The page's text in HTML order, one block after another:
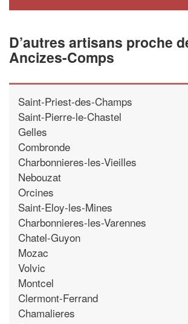
D’autres artisans proche
Ancizes-Comps
Saint-Priest-des-Champs
Saint-Pierre-le-Chastel
Gelles
Combronde
Charbonnieres-les-Vieilles
Nebouzat
Orcines
Saint-Eloy-les-Mines
Charbonnieres-les-Varennes
Chatel-Guyon
Mozac
Volvic
Montcel
Clermont-Ferrand
Chamalieres